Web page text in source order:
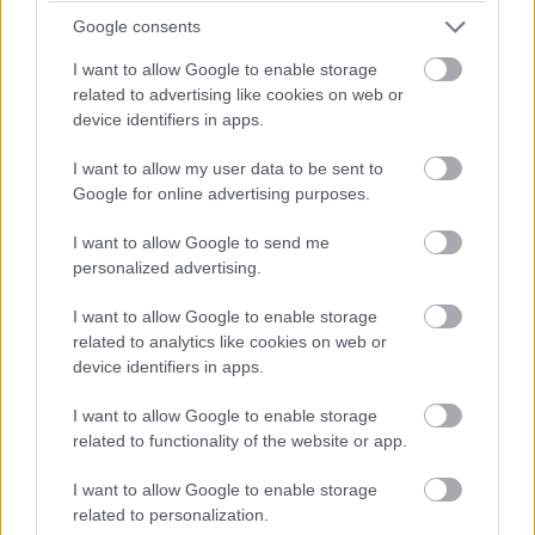
Google consents
I want to allow Google to enable storage
related to advertising like cookies on web or
device identifiers in apps.
I want to allow my user data to be sent to
Google for online advertising purposes.
I want to allow Google to send me
personalized advertising.
I want to allow Google to enable storage
related to analytics like cookies on web or
device identifiers in apps.
I want to allow Google to enable storage
related to functionality of the website or app.
I want to allow Google to enable storage
related to personalization.